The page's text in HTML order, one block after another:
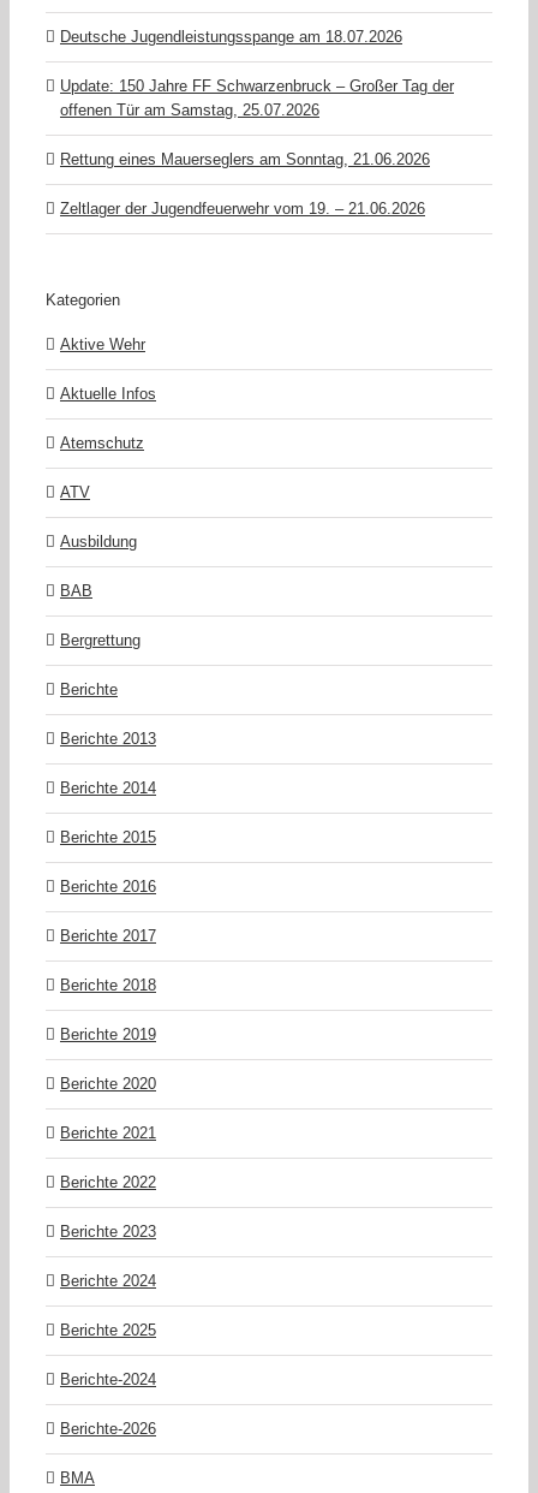
Deutsche Jugendleistungsspange am 18.07.2026
Update: 150 Jahre FF Schwarzenbruck – Großer Tag der
offenen Tür am Samstag, 25.07.2026
Rettung eines Mauerseglers am Sonntag, 21.06.2026
Zeltlager der Jugendfeuerwehr vom 19. – 21.06.2026
Kategorien
Aktive Wehr
Aktuelle Infos
Atemschutz
ATV
Ausbildung
BAB
Bergrettung
Berichte
Berichte 2013
Berichte 2014
Berichte 2015
Berichte 2016
Berichte 2017
Berichte 2018
Berichte 2019
Berichte 2020
Berichte 2021
Berichte 2022
Berichte 2023
Berichte 2024
Berichte 2025
Berichte-2024
Berichte-2026
BMA